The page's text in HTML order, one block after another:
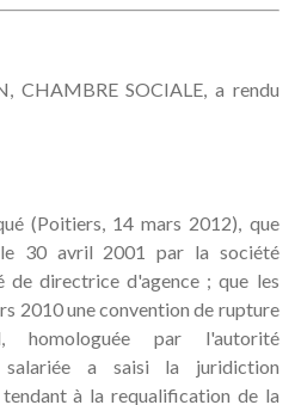
CHAMBRE SOCIALE, a rendu
(Poitiers, 14 mars 2012), que
30 avril 2001 par la société
de directrice d'agence ; que les
2010 une convention de rupture
par l'autorité
a saisi la juridiction
à la requalification de la